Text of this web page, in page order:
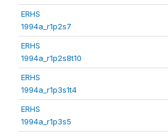
ERHS
1994a_r1p2s7
ERHS
1994a_r1p2s8t10
ERHS
1994a_r1p3s1t4
ERHS
1994a_r1p3s5